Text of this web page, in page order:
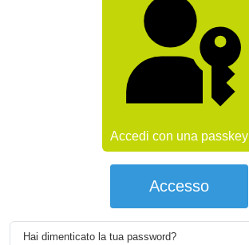
Accedi con una passkey
Accesso
Hai dimenticato la tua password?